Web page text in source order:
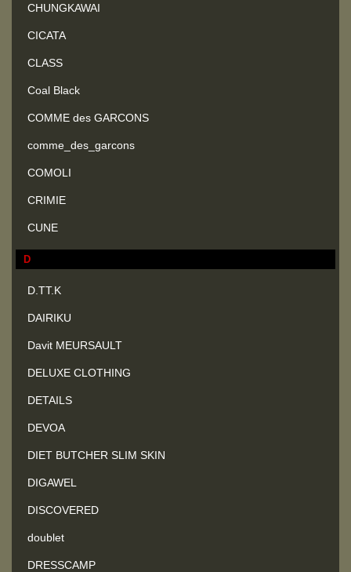
CHUNGKAWAI
CICATA
CLASS
Coal Black
COMME des GARCONS
comme_des_garcons
COMOLI
CRIMIE
CUNE
D
D.TT.K
DAIRIKU
Davit MEURSAULT
DELUXE CLOTHING
DETAILS
DEVOA
DIET BUTCHER SLIM SKIN
DIGAWEL
DISCOVERED
doublet
DRESSCAMP